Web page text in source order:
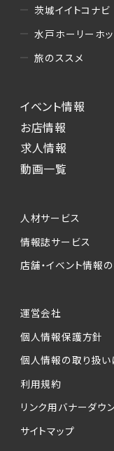
茨城イイトコナビ
水戸ホーリーホ
旅のススメ
イベント情報
お店情報
求人情報
動画一覧
人材サービス
情報誌サービス
店舗・イベント情報
運営会社
個人情報保護方針
個人情報の取り扱い
利用規約
リンク用バナーダウ
サイトマップ